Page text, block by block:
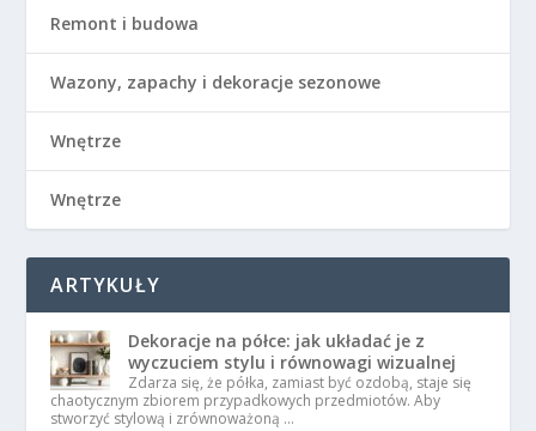
Remont i budowa
Wazony, zapachy i dekoracje sezonowe
Wnętrze
Wnętrze
ARTYKUŁY
Dekoracje na półce: jak układać je z
wyczuciem stylu i równowagi wizualnej
Zdarza się, że półka, zamiast być ozdobą, staje się
chaotycznym zbiorem przypadkowych przedmiotów. Aby
stworzyć stylową i zrównoważoną …